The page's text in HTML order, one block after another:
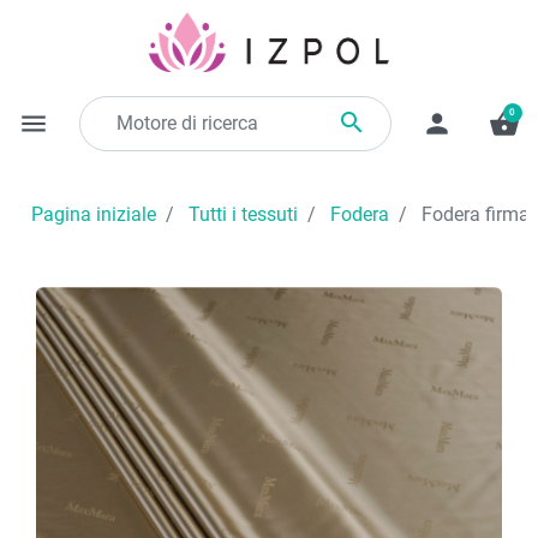
menu  person shopping_basket
0
Pagina iniziale Tutti i tessuti Fodera Fodera